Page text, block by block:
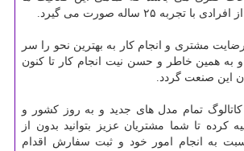
۲۵ ساله صورت می گیرد.
مشتری و انجام کار به بهترین نحو را سر
و به همین خاطر و حسن نیت انجام کار تا کنون
این صنعت گردد.
تمام مدل های جدید و به روز کشور و
کرده تا شما مشتریان عزیز بتوانید بدون از
به انجام امور خود و ثبت سفارش اقدام